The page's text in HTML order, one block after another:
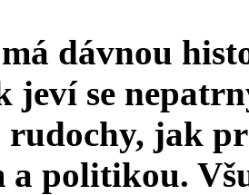
dávnou
jeví se
rudochy, jak
a politikou.